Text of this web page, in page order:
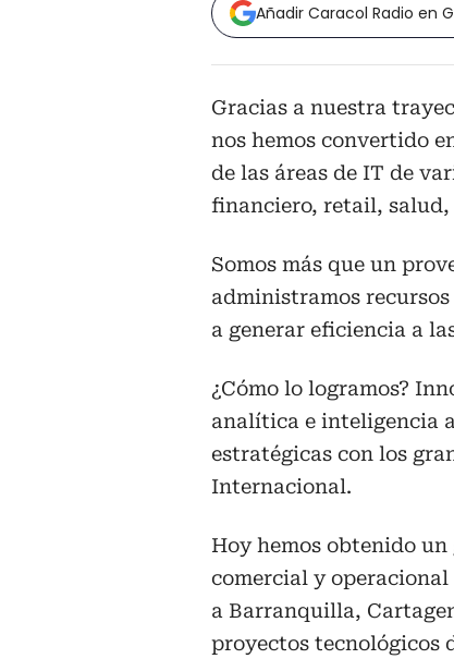
Añadir Caracol Radio en
Gracias a nuestra
nos hemos convertido
de las áreas de IT de
financiero, retail,
Somos más que un
administramos
a generar eficiencia a
¿Cómo lo logramos?
analítica e inteligencia
estratégicas con los
Internacional.
Hoy hemos obtenido
comercial y
a Barranquilla,
proyectos tecnológicos